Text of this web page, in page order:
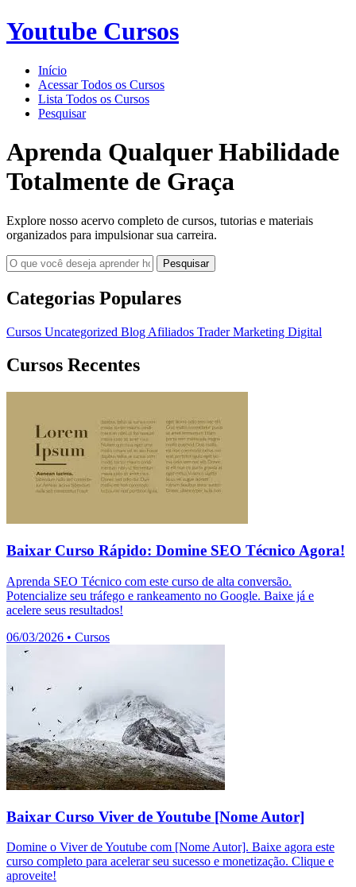
Youtube Cursos
Início
Acessar Todos os Cursos
Lista Todos os Cursos
Pesquisar
Aprenda Qualquer Habilidade
Totalmente de Graça
Explore nosso acervo completo de cursos, tutorias e materiais
organizados para impulsionar sua carreira.
Pesquisar
Categorias Populares
Cursos Uncategorized Blog Afiliados TraderMarketing Digital
Cursos Recentes
Baixar Curso Rápido: Domine SEO Técnico Agora!
Aprenda SEO Técnico com este curso de alta conversão.
Potencialize seu tráfego e rankeamento no Google. Baixe já e
acelere seus resultados!
06/03/2026 • Cursos
Baixar Curso Viver de Youtube [Nome Autor]
Domine o Viver de Youtube com [Nome Autor]. Baixe agora este
curso completo para acelerar seu sucesso e monetização. Clique e
aproveite!